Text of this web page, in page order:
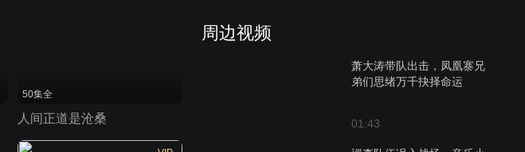
周边视频
萧大涛带队出击，凤凰寨兄
弟们思绪万千抉择命运
01:43
50集全
人间正道是沧桑